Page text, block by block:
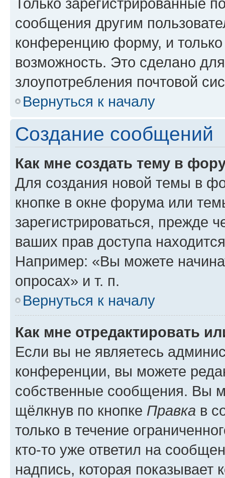
сообщения другим
конференцию форму, и
возможность. Это сделано
злоупотребления почтовой
Вернуться к началу
Создание сообщений
Как мне создать тему в
Для создания новой темы в
кнопке в окне форума или
зарегистрироваться, прежде
ваших прав доступа
Например: «Вы можете
опросах» и т. п.
Вернуться к началу
Как мне отредактировать
Если вы не являетесь
конференции, вы можете
собственные сообщения. Вы
щёлкнув по кнопке Правка в
только в течение
кто-то уже ответил на
надпись, которая показывает